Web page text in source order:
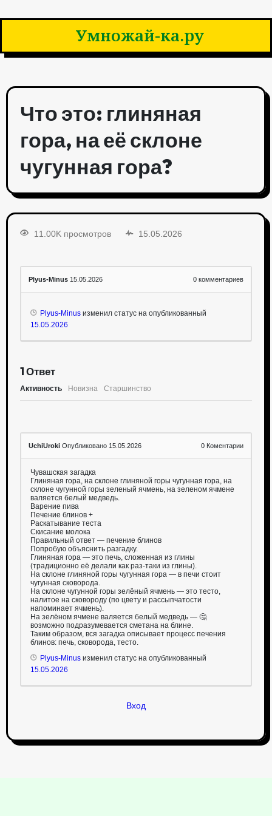
Умножай-ка.ру
Что это: глиняная
гора, на её склоне
чугунная гора?
11.00K просмотров 15.05.2026
Plyus-Minus 15.05.2026 0 комментариев
Plyus-Minusизменил статус на опубликованный
15.05.2026
1Ответ
Активность Новизна Старшинство
UchiUroki Опубликовано 15.05.2026 0 Коментарии
Чувашская загадка
Глиняная гора, на склоне глиняной горы чугунная гора, на
склоне чугунной горы зеленый ячмень, на зеленом ячмене
валяется белый медведь.
Варение пива
Печение блинов +
Раскатывание теста
Скисание молока
Правильный ответ — печение блинов
Попробую объяснить разгадку.
Глиняная гора — это печь, сложенная из глины
(традиционно её делали как раз-таки из глины).
На склоне глиняной горы чугунная гора — в печи стоит
чугунная сковорода.
На склоне чугунной горы зелёный ячмень — это тесто,
налитое на сковороду (по цвету и рассыпчатости
напоминает ячмень).
На зелёном ячмене валяется белый медведь — 🤔
возможно подразумевается сметана на блине.
Таким образом, вся загадка описывает процесс печения
блинов: печь, сковорода, тесто.
Plyus-Minusизменил статус на опубликованный
15.05.2026
Вход